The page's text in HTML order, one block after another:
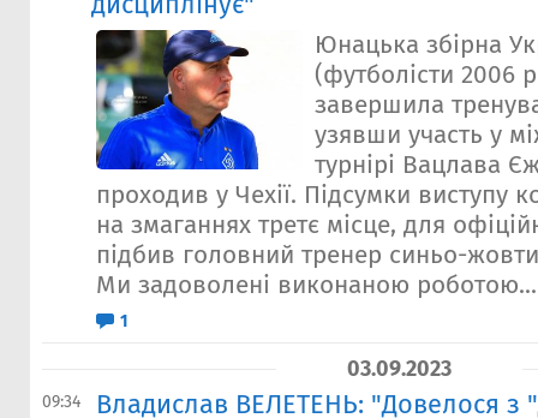
Юнацька збірна
(футболісти 2006
завершила
узявши участь у
турнірі Вацлава
проходив у Чехії. Підсумки виступу
на змаганнях третє місце, для
підбив головний тренер синьо-
Ми задоволені виконаною роботою...
1
03.09.2023
09:34
Владислав ВЕЛЕТЕНЬ: "Довелося з